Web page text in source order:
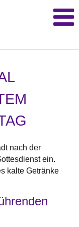
nach der
ein.
kalte Getränke